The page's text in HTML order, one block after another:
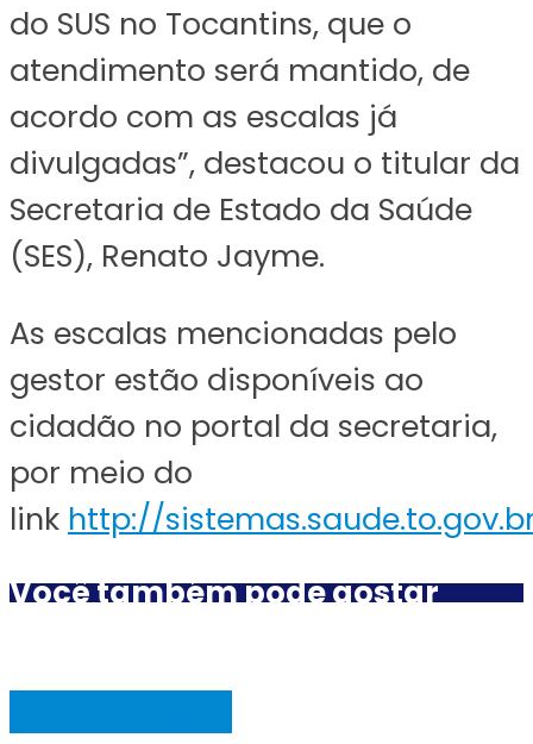
do SUS no Tocantins, que o
atendimento será mantido, de
acordo com as escalas já
divulgadas”, destacou o titular da
Secretaria de Estado da Saúde
(SES), Renato Jayme.
As escalas mencionadas pelo
gestor estão disponíveis ao
cidadão no portal da secretaria,
por meio do
link http://
Você também pode gostar